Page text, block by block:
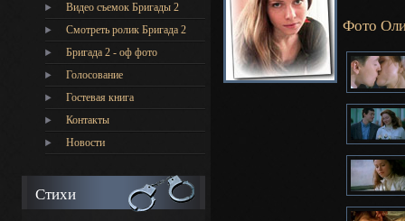
Видео съемок Бригады 2
Cмотреть ролик Бригада 2
Бригада 2 - оф фото
Голосование
Гостевая книга
Контакты
Новости
Стихи
Фото